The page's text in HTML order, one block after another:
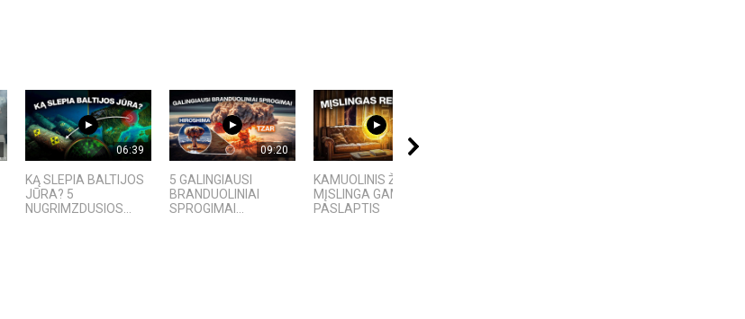
06:39
KĄ SLEPIA BALTIJOS
JŪRA? 5
NUGRIMZDUSIOS...
09:20
5 GALINGIAUSI
BRANDUOLINIAI
SPROGIMAI...
09:00
KAMUOLINIS ŽAIBAS:
MĮSLINGA GAMTOS
PASLAPTIS